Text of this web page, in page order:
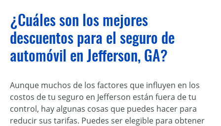
¿Cuáles son los mejores
descuentos para el seguro de
automóvil en Jefferson, GA?
Aunque muchos de los factores que influyen en los
costos de tu seguro en Jefferson están fuera de tu
control, hay algunas cosas que puedes hacer para
reducir sus tarifas. Puedes ser elegible para obtener